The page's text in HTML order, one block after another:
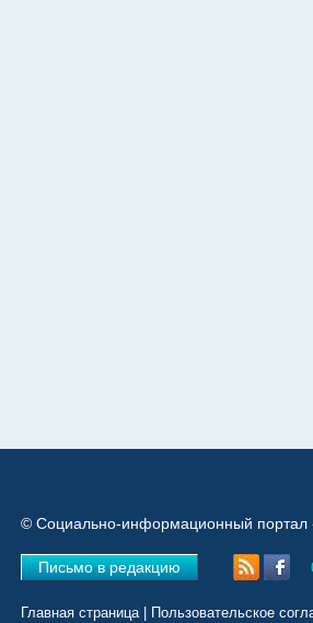
© Социально-информационный портал
Письмо в редакцию
Главная страница| Пользовательское